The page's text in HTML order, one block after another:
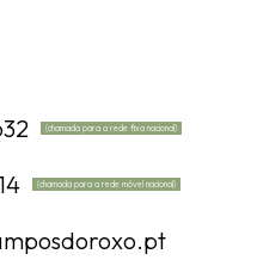
(chamada para a rede fixa nacional)
(chamada para a rede móvel nacional)